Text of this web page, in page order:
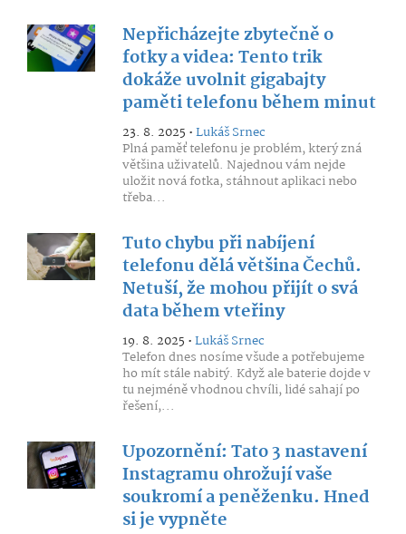
Nepřicházejte zbytečně o
fotky a videa: Tento trik
dokáže uvolnit gigabajty
paměti telefonu během minut
23. 8. 2025 •Lukáš Srnec
Plná paměť telefonu je problém, který zná
většina uživatelů. Najednou vám nejde
uložit nová fotka, stáhnout aplikaci nebo
třeba...
Tuto chybu při nabíjení
telefonu dělá většina Čechů.
Netuší, že mohou přijít o svá
data během vteřiny
19. 8. 2025 •Lukáš Srnec
Telefon dnes nosíme všude a potřebujeme
ho mít stále nabitý. Když ale baterie dojde v
tu nejméně vhodnou chvíli, lidé sahají po
řešení,...
Upozornění: Tato 3 nastavení
Instagramu ohrožují vaše
soukromí a peněženku. Hned
si je vypněte